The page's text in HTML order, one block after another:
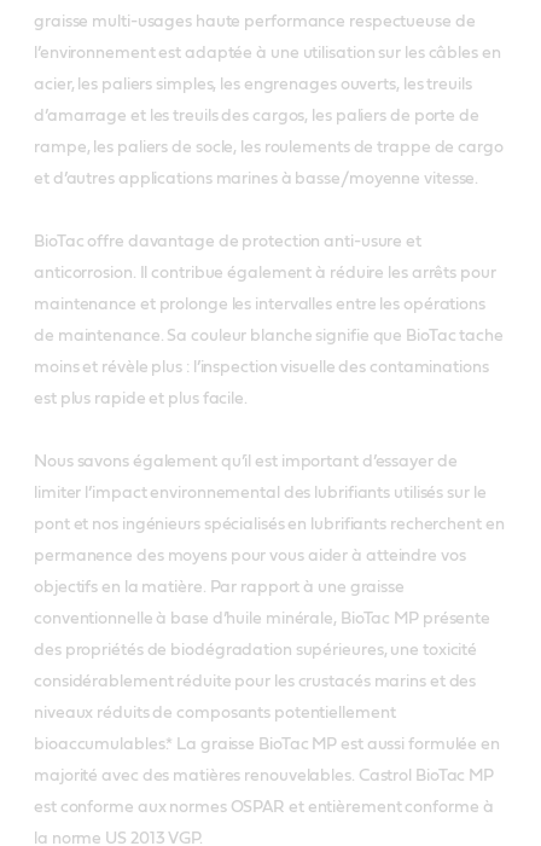
graisse multi-usages haute performance respectueuse de
l’environnement est adaptée à une utilisation sur les câbles en
acier, les paliers simples, les engrenages ouverts, les treuils
d’amarrage et les treuils des cargos, les paliers de porte de
rampe, les paliers de socle, les roulements de trappe de cargo
et d’autres applications marines à basse/moyenne vitesse.
BioTac offre davantage de protection anti-usure et
anticorrosion. Il contribue également à réduire les arrêts pour
maintenance et prolonge les intervalles entre les opérations
de maintenance. Sa couleur blanche signifie que BioTac tache
moins et révèle plus : l’inspection visuelle des contaminations
est plus rapide et plus facile.
Nous savons également qu’il est important d’essayer de
limiter l’impact environnemental des lubrifiants utilisés sur le
pont et nos ingénieurs spécialisés en lubrifiants recherchent en
permanence des moyens pour vous aider à atteindre vos
objectifs en la matière. Par rapport à une graisse
conventionnelle à base d’huile minérale, BioTac MP présente
des propriétés de biodégradation supérieures, une toxicité
considérablement réduite pour les crustacés marins et des
niveaux réduits de composants potentiellement
bioaccumulables.* La graisse BioTac MP est aussi formulée en
majorité avec des matières renouvelables. Castrol BioTac MP
est conforme aux normes OSPAR et entièrement conforme à
la norme US 2013 VGP.